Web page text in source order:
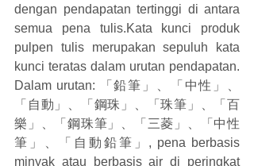
dengan pendapatan tertinggi di antara
semua pena tulis.Kata kunci produk
pulpen tulis merupakan sepuluh kata
kunci teratas dalam urutan pendapatan.
Dalam urutan:
「鉛筆」、「中性」、
「自動」、「鋼珠」、「珠筆」、「百
樂」、「鋼珠筆」、「三菱」、「中性
筆」、「自動鉛筆」 , pena berbasis
minyak atau berbasis air di peringkat